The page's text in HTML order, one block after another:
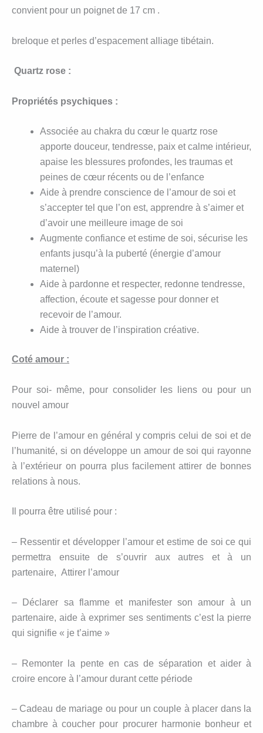
convient pour un poignet de 17 cm .
breloque et perles d’espacement alliage tibétain.
Quartz rose :
Propriétés psychiques :
Associée au chakra du cœur le quartz rose
apporte douceur, tendresse, paix et calme intérieur,
apaise les blessures profondes, les traumas et
peines de cœur récents ou de l’enfance
Aide à prendre conscience de l’amour de soi et
s’accepter tel que l’on est, apprendre à s’aimer et
d’avoir une meilleure image de soi
Augmente confiance et estime de soi, sécurise les
enfants jusqu’à la puberté (énergie d’amour
maternel)
Aide à pardonne et respecter, redonne tendresse,
affection, écoute et sagesse pour donner et
recevoir de l’amour.
Aide à trouver de l’inspiration créative.
Coté amour :
Pour soi- même, pour consolider les liens ou pour un
nouvel amour
Pierre de l’amour en général y compris celui de soi et de
l’humanité, si on développe un amour de soi qui rayonne
à l’extérieur on pourra plus facilement attirer de bonnes
relations à nous.
Il pourra être utilisé pour :
– Ressentir et développer l’amour et estime de soi ce qui
permettra ensuite de s’ouvrir aux autres et à un
partenaire, Attirer l’amour
– Déclarer sa flamme et manifester son amour à un
partenaire, aide à exprimer ses sentiments c’est la pierre
qui signifie « je t’aime »
– Remonter la pente en cas de séparation et aider à
croire encore à l’amour durant cette période
– Cadeau de mariage ou pour un couple à placer dans la
chambre à coucher pour procurer harmonie bonheur et